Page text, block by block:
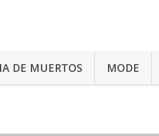
DE MUERTOS MODE